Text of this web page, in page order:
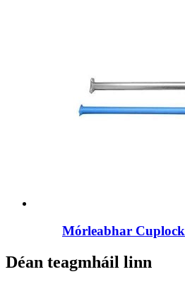
Mórleabhar Cuplock
Déan teagmháil linn